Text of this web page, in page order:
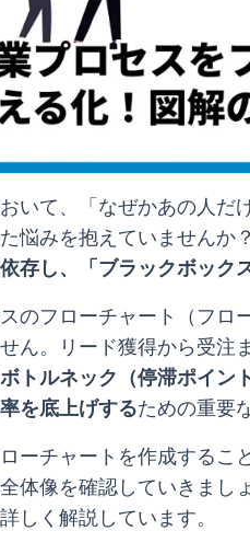
いて、「なぜかあの人だ
悩みを抱えていませんか
存し、「ブラックボックス
のフローチャート（フロ
ん。リード獲得から受注
トルネック（停滞ポイン
を底上げするための重要
ーチャートを作成するこ
体像を確認していきまし
しく解説しています。